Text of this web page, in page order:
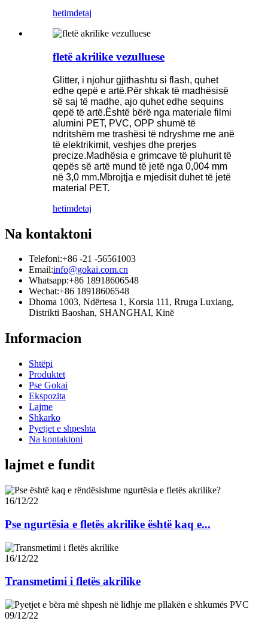
hetimdetaj
fletë akrilike vezulluese
Glitter, i njohur gjithashtu si flash, quhet
edhe qepë e artë.Për shkak të madhësisë
së saj të madhe, ajo quhet edhe sequins
qepë të artë.Është bërë nga materiale filmi
alumini PET, PVC, OPP shumë të
ndritshëm me trashësi të ndryshme me anë
të elektrikimit, veshjes dhe prerjes
precize.Madhësia e grimcave të pluhurit të
qepës së artë mund të jetë nga 0,004 mm
në 3,0 mm.Mbrojtja e mjedisit duhet të jetë
material PET.
hetimdetaj
Na kontaktoni
Telefoni:+86 -21 -56561003
Email:info@gokai.com.cn
Whatsapp:+86 18918606548
Wechat:+86 18918606548
Dhoma 1003, Ndërtesa 1, Korsia 111, Rruga Luxiang,
Distrikti Baoshan, SHANGHAI, Kinë
Informacion
Shtëpi
Produktet
Pse Gokai
Ekspozita
Lajme
Shkarko
Pyetjet e shpeshta
Na kontaktoni
lajmet e fundit
16/12/22
Pse ngurtësia e fletës akrilike është kaq e...
16/12/22
Transmetimi i fletës akrilike
09/12/22